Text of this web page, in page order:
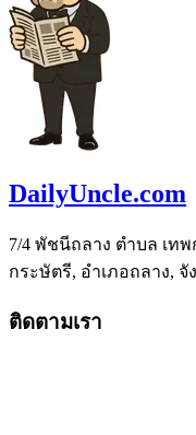
DailyUncle.com
7/4 พัชนีถลาง ตำบล เท
กระษัตรี, อำเภอถลาง, จั
ติดตามเรา